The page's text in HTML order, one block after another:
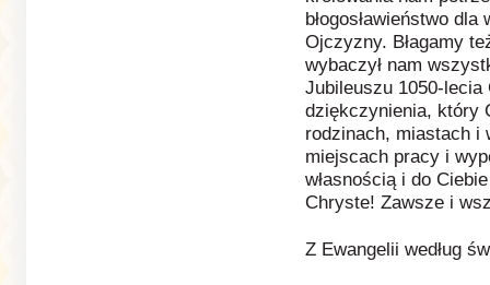
błogosławieństwo
Ojczyzny. Błagamy
wybaczył nam
Jubileuszu 1050-lecia
dziękczynienia, który
rodzinach, miastach i
miejscach pracy i
własnością i do
Chryste! Zawsze i
Z Ewangelii według